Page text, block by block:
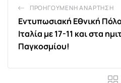
ΠΡΟΗΓΟΎΜΕΝΗ ΑΝΆΡΤΗΣΗ
Εντυπωσιακή Εθνική
Ιταλία με 17-11 και στα
Παγκοσμίου!